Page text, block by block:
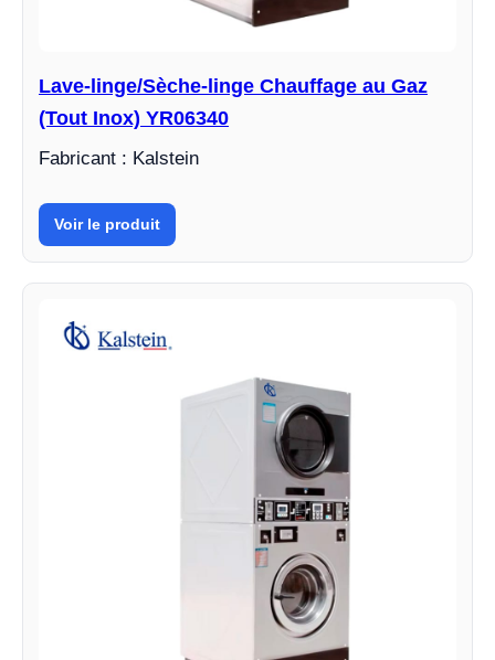
Lave-linge/Sèche-linge Chauffage au Gaz
(Tout Inox) YR06340
Fabricant : Kalstein
Voir le produit